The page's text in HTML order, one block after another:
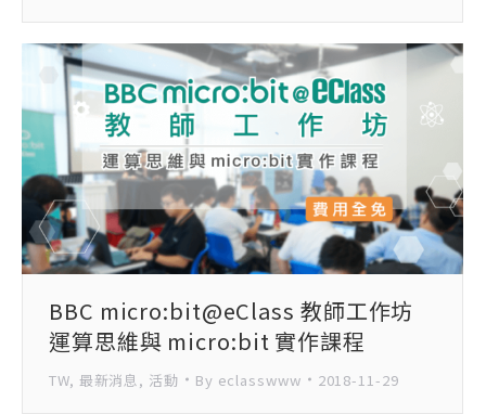
BBC micro:bit@eClass 教師工作坊
運算思維與 micro:bit 實作課程
TW, 最新消息, 活動 By eclasswww 2018-11-29